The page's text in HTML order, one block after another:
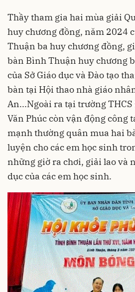
Thầy tham gia hai mùa giải
huy chương đồng, năm 2024
Thuận ba huy chương đồng,
bàn Bình Thuận huy chương
của Sở Giáo dục và Đào tạo
bàn tại Hội thao nhà giáo
An...Ngoài ra tại trường
Văn Phúc còn vận động công
mạnh thường quân mua hai
luyện cho các em học sinh
những giờ ra chơi, giải lao và
dục của các em học sinh.